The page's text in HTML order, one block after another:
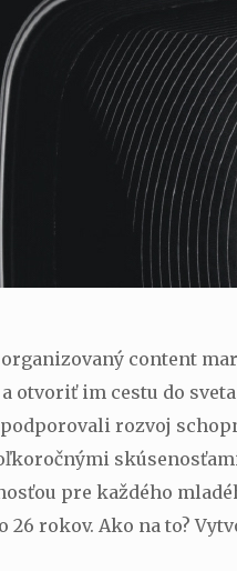
content
a otvoriť im cestu do
rozvoj
pre každého
26 rokov. Ako na to?